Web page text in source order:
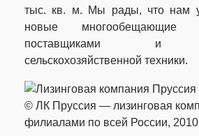
тыс. кв. м. Мы рады, что нам
новые многообещающие
поставщиками и
сельскохозяйственной техники.
© ЛК Пруссия — лизинговая
филиалами по всей России,